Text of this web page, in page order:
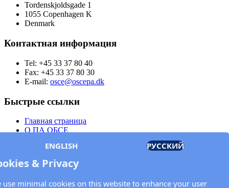
Tordenskjoldsgade 1
1055 Copenhagen K
Denmark
Контактная информация
Tel: +45 33 37 80 40
Fax: +45 33 37 80 30
E-mail: osce@oscepa.dk
Быстрые ссылки
Главная страница
О ПА ОБСЕ
Члены
Документы
OSCE.org
Контактная информация
ENGLISH РУССКИЙ
& Privacy
use minimal cookies on this website to enhance your user